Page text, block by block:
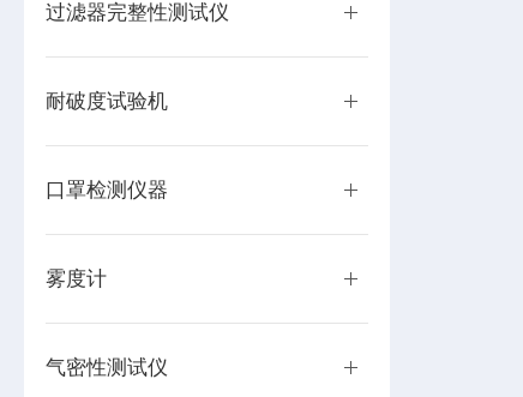
过滤器完整性测试仪
耐破度试验机
口罩检测仪器
雾度计
气密性测试仪